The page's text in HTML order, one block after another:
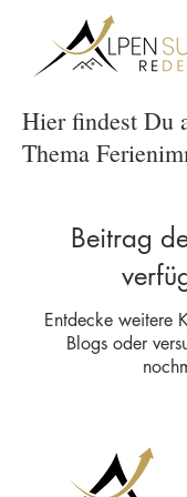
Beitrag
Entdecke weitere
Blogs oder
Hier findest Du
Thema